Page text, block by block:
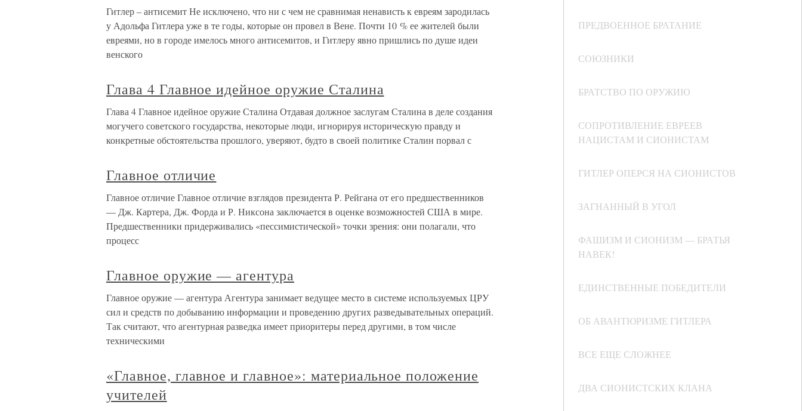
ПРЕДВОЕННОЕ БРАТАНИЕ
СОЮЗНИКИ
БРАТСТВО ПО ОРУЖИЮ
СОПРОТИВЛЕНИЕ ЕВРЕЕВ
НАЦИСТАМ И СИОНИСТАМ
ГИТЛЕР ОПЕРСЯ НА СИОНИСТОВ
ЗАГНАННЫЙ В УГОЛ
ФАШИЗМ И СИОНИЗМ — БРАТЬЯ
НАВЕК!
ЕДИНСТВЕННЫЕ ПОБЕДИТЕЛИ
ОБ АВАНТЮРИЗМЕ ГИТЛЕРА
ВСЕ ЕЩЕ СЛОЖНЕЕ
ДВА СИОНИСТСКИХ КЛАНА
Гитлер – антисемит Не исключено, что ни с чем не сравнимая ненависть к евреям зародилась
у Адольфа Гитлера уже в те годы, которые он провел в Вене. Почти 10 % ее жителей были
евреями, но в городе имелось много антисемитов, и Гитлеру явно пришлись по душе идеи
венского
Глава 4 Главное идейное оружие Сталина
Глава 4 Главное идейное оружие Сталина Отдавая должное заслугам Сталина в деле создания
могучего советского государства, некоторые люди, игнорируя историческую правду и
конкретные обстоятельства прошлого, уверяют, будто в своей политике Сталин порвал с
Главное отличие
Главное отличие Главное отличие взглядов президента Р. Рейгана от его предшественников
— Дж. Картера, Дж. Форда и Р. Никсона заключается в оценке возможностей США в мире.
Предшественники придерживались «пессимистической» точки зрения: они полагали, что
процесс
Главное оружие — агентура
Главное оружие — агентура Агентура занимает ведущее место в системе используемых ЦРУ
сил и средств по добыванию информации и проведению других разведывательных операций.
Так считают, что агентурная разведка имеет приоритеры перед другими, в том числе
техническими
«Главное, главное и главное»: материальное положение
учителей